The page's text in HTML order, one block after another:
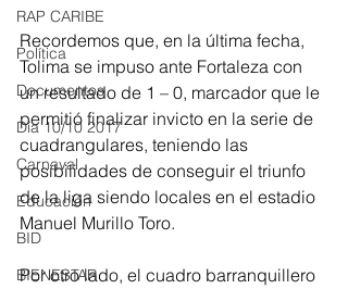
RAP CARIBE
Política
Documentos
Día 10/10 2017
Carnaval
Educación
BID
BIENESTAR
Recordemos que, en la última fecha,
Tolima se impuso ante Fortaleza con
un resultado de 1 – 0, marcador que le
permitió finalizar invicto en la serie de
cuadrangulares, teniendo las
posibilidades de conseguir el triunfo
de la liga siendo locales en el estadio
Manuel Murillo Toro.
Por otro lado, el cuadro barranquillero